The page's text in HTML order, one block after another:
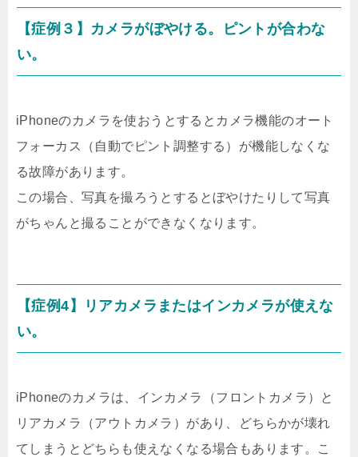
【症例３】カメラがぼやける。ピントが合わな
い。
iPhoneのカメラを使おうとするとカメラ機能のオート
フォーカス（自動でピント調整する）が機能しなくな
る故障があります。
この場合、写真を撮ろうとするとぼやけたりして写真
がちゃんと撮ることができなくなります。
【症例4】リアカメラまたはインカメラが使えな
い。
iPhoneのカメラは、インカメラ（フロントカメラ）と
リアカメラ（アウトカメラ）があり、どちらかが壊れ
てしまうとどちらも使えなくなる場合もあります。こ